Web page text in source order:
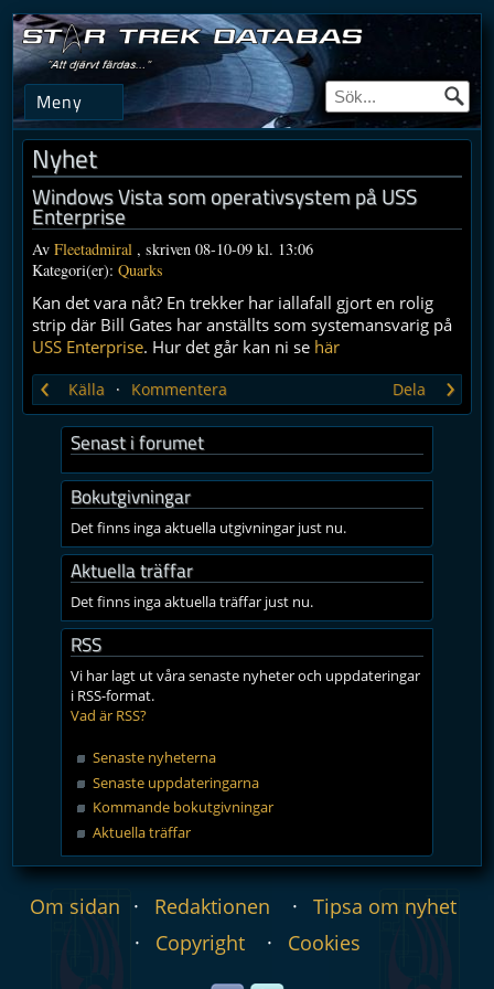
Nyhet
Windows Vista som operativsystem på USS
Enterprise
AvFleetadmiral , skriven 08-10-09 kl. 13:06
Kategori(er):Quarks
Kan det vara nåt? En trekker har iallafall gjort en rolig
strip där Bill Gates har anställts som systemansvarig på
USS Enterprise. Hur det går kan ni se här
‹ Källa Kommentera Dela ›
Senast i forumet
Bokutgivningar
Det finns inga aktuella utgivningar just nu.
Aktuella träffar
Det finns inga aktuella träffar just nu.
RSS
Vi har lagt ut våra senaste nyheter och uppdateringar
i RSS-format.
Vad är RSS?
Senaste nyheterna
Senaste uppdateringarna
Kommande bokutgivningar
Aktuella träffar
Meny
Om sidan Redaktionen
Tipsa om nyhet
Copyright
Cookies